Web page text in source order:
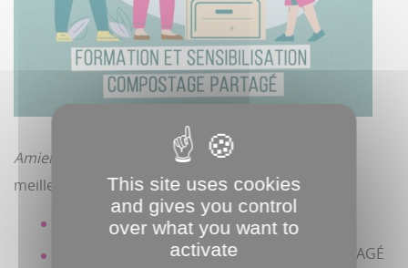
Amiens Métropole
vous accompagne vers une
meilleure gestion de vos déchets.
FORMATION ET SENSIBILISATION
RÉFÉRENTS DE SITES DE COMPOSTAGE PARTAGÉ
This site uses cookies
and gives you control
over what you want to
activate